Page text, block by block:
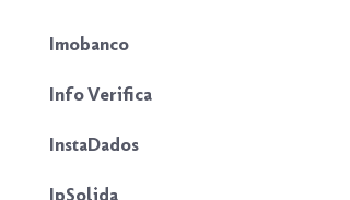
Imobanco
Info Verifica
InstaDados
IpSolida